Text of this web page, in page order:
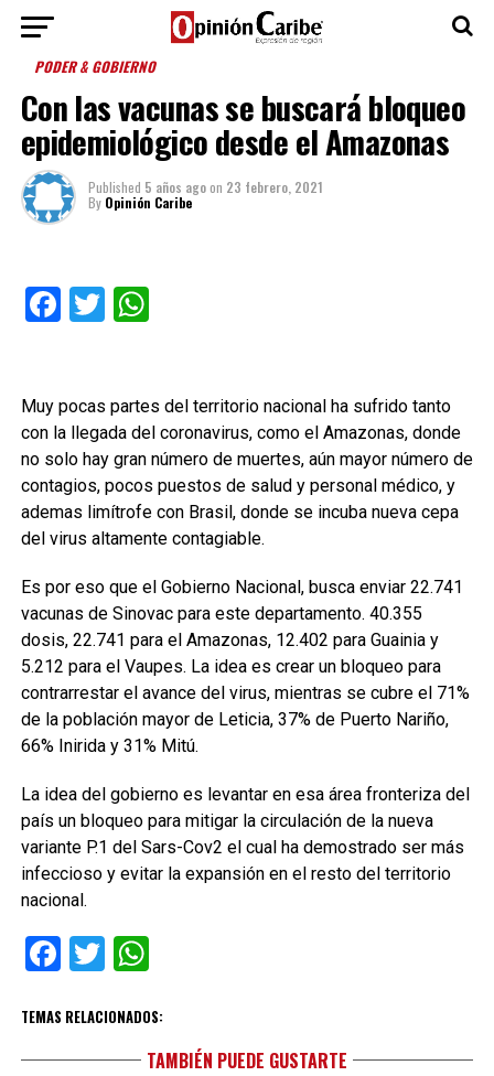
PODER & GOBIERNO
Con las vacunas se buscará bloqueo
epidemiológico desde el Amazonas
Published 5 años agoon 23 febrero, 2021
By Opinión Caribe
Facebook
TwitterWhatsApp
Muy pocas partes del territorio nacional ha sufrido tanto
con la llegada del coronavirus, como el Amazonas, donde
no solo hay gran número de muertes, aún mayor número de
contagios, pocos puestos de salud y personal médico, y
ademas limítrofe con Brasil, donde se incuba nueva cepa
del virus altamente contagiable.
Es por eso que el Gobierno Nacional, busca enviar 22.741
vacunas de Sinovac para este departamento. 40.355
dosis, 22.741 para el Amazonas, 12.402 para Guainia y
5.212 para el Vaupes. La idea es crear un bloqueo para
contrarrestar el avance del virus, mientras se cubre el 71%
de la población mayor de Leticia, 37% de Puerto Nariño,
66% Inirida y 31% Mitú.
La idea del gobierno es levantar en esa área fronteriza del
país un bloqueo para mitigar la circulación de la nueva
variante P.1 del Sars-Cov2 el cual ha demostrado ser más
infeccioso y evitar la expansión en el resto del territorio
nacional.
Facebook
TwitterWhatsApp
TEMAS RELACIONADOS:
TAMBIÉN PUEDE GUSTARTE